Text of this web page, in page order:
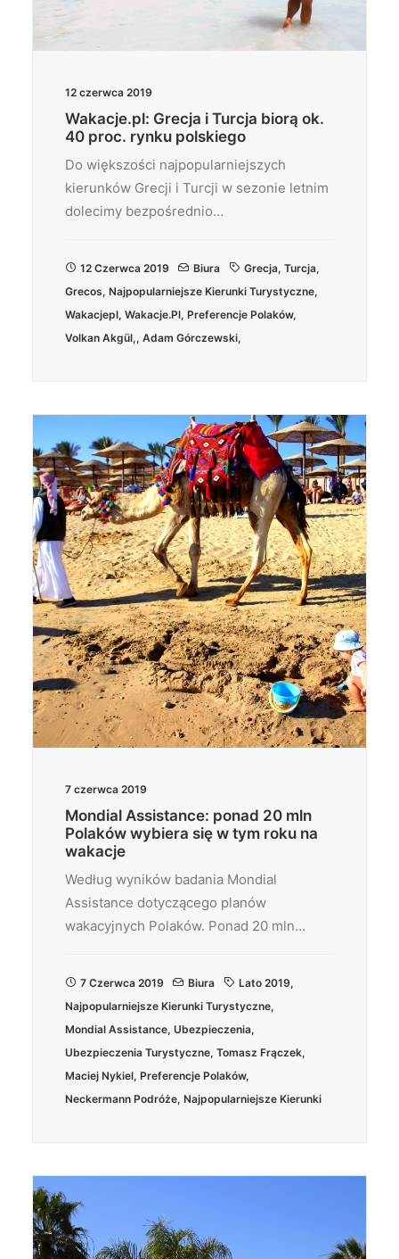
12 czerwca 2019
Wakacje.pl: Grecja i Turcja biorą ok.
40 proc. rynku polskiego
Do większości najpopularniejszych
kierunków Grecji i Turcji w sezonie letnim
dolecimy bezpośrednio…
12 Czerwca 2019 Biura Grecja, Turcja,
Grecos, Najpopularniejsze Kierunki Turystyczne,
Wakacjepl, Wakacje.pl, Preferencje Polaków,
Volkan Akgül,, Adam Górczewski,
7 czerwca 2019
Mondial Assistance: ponad 20 mln
Polaków wybiera się w tym roku na
wakacje
Według wyników badania Mondial
Assistance dotyczącego planów
wakacyjnych Polaków. Ponad 20 mln…
7 Czerwca 2019 Biura Lato 2019,
Najpopularniejsze Kierunki Turystyczne,
Mondial Assistance, Ubezpieczenia,
Ubezpieczenia Turystyczne, Tomasz Frączek,
Maciej Nykiel, Preferencje Polaków,
Neckermann Podróże, Najpopularniejsze Kierunki